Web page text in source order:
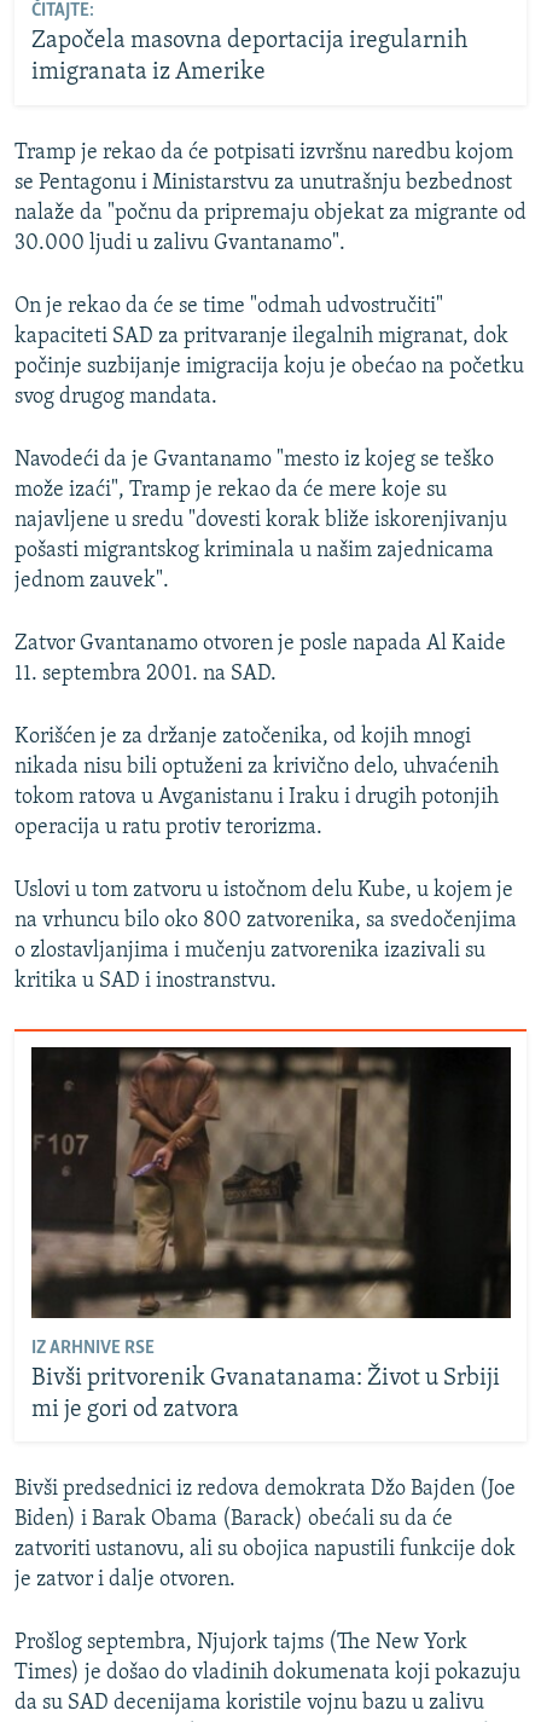
ČITAJTE:
Započela masovna deportacija iregularnih
imigranata iz Amerike
Tramp je rekao da će potpisati izvršnu naredbu kojom
se Pentagonu i Ministarstvu za unutrašnju bezbednost
nalaže da "počnu da pripremaju objekat za migrante od
30.000 ljudi u zalivu Gvantanamo".
On je rekao da će se time "odmah udvostručiti"
kapaciteti SAD za pritvaranje ilegalnih migranat, dok
počinje suzbijanje imigracija koju je obećao na početku
svog drugog mandata.
Navodeći da je Gvantanamo "mesto iz kojeg se teško
može izaći", Tramp je rekao da će mere koje su
najavljene u sredu "dovesti korak bliže iskorenjivanju
pošasti migrantskog kriminala u našim zajednicama
jednom zauvek".
Zatvor Gvantanamo otvoren je posle napada Al Kaide
11. septembra 2001. na SAD.
Korišćen je za držanje zatočenika, od kojih mnogi
nikada nisu bili optuženi za krivično delo, uhvaćenih
tokom ratova u Avganistanu i Iraku i drugih potonjih
operacija u ratu protiv terorizma.
Uslovi u tom zatvoru u istočnom delu Kube, u kojem je
na vrhuncu bilo oko 800 zatvorenika, sa svedočenjima
o zlostavljanjima i mučenju zatvorenika izazivali su
kritika u SAD i inostranstvu.
IZ ARHNIVE RSE
Bivši pritvorenik Gvanatanama: Život u Srbiji
mi je gori od zatvora
Bivši predsednici iz redova demokrata Džo Bajden (Joe
Biden) i Barak Obama (Barack) obećali su da će
zatvoriti ustanovu, ali su obojica napustili funkcije dok
je zatvor i dalje otvoren.
Prošlog septembra, Njujork tajms (The New York
Times) je došao do vladinih dokumenata koji pokazuju
da su SAD decenijama koristile vojnu bazu u zalivu